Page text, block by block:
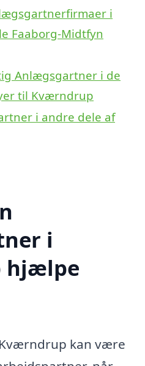
i
Faaborg-Midtfyn
Anlægsgartner i de
til Kværndrup
i andre dele af
i
hjælpe
kan være